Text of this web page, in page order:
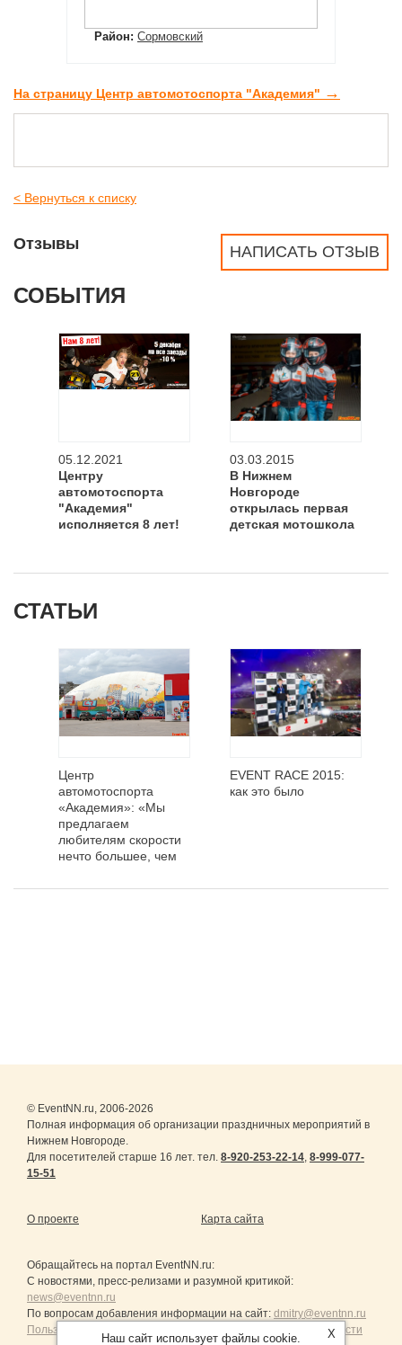
Район: Сормовский
На страницу Центр автомотоспорта "Академия" →
< Вернуться к списку
НАПИСАТЬ ОТЗЫВ
Отзывы
СОБЫТИЯ
05.12.2021
Центру
автомотоспорта
"Академия"
исполняется 8 лет!
03.03.2015
В Нижнем
Новгороде
открылась первая
детская мотошкола
СТАТЬИ
Центр
автомотоспорта
«Академия»: «Мы
предлагаем
любителям скорости
нечто большее, чем
EVENT RACE 2015:
как это было
© EventNN.ru, 2006-2026
Полная информация об организации праздничных мероприятий в
Нижнем Новгороде.
Для посетителей старше 16 лет. тел. 8-920-253-22-14, 8-999-077-
15-51
О проекте Карта сайта
Обращайтесь на портал EventNN.ru:
С новостями, пресс-релизами и разумной критикой:
news@eventnn.ru
По вопросам добавления информации на сайт: dmitry@eventnn.ru
Пользовательское Соглашение и политика конфиденциальности
X
Наш сайт использует файлы cookie.